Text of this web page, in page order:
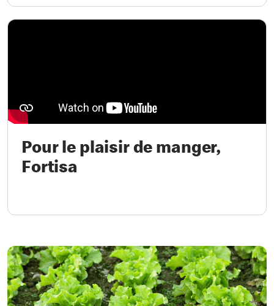
Pour le plaisir de manger,
Fortisa